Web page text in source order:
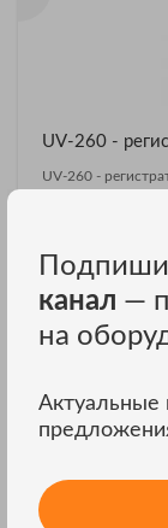
UV-260 -
UV-260 -
Детекторы
канал —
на
Актуальные